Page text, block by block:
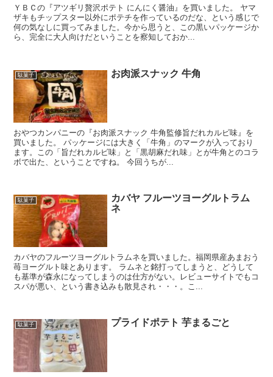
ＹＢＣの『アツギリ贅沢ポテト にんにく醤油』を買いました。 ヤマ
ザキもチップスター以外にポテチを作っているのだな、という感じで
何の気なしに買ってみました。今から思うと、この黒いパッケージか
ら、完全に大人向けだということを察知しておか...
駄菓子 お肉派スナック 牛角
おやつカンパニーの『お肉派スナック 牛角監修旨だれカルビ味』を
買いました。 パッケージには大きく「牛角」のマークが入っており
ます。この「旨だれカルビ味」と「黒胡麻だれ味」とが牛角とのコラ
ボで出た、ということですね。 今回うちが...
駄菓子
カバヤ フルーツヨーグルトラム
ネ
カバヤのフルーツヨーグルトラムネを買いました。福岡県産あまおう
苺ヨーグルト味とあります。 ラムネと銘打ってしまうと、どうして
も基準が森永になってしまうのは仕方がない。レビューサイトでもコ
スパが悪い、という書き込みも散見され・・・。こ...
駄菓子 プライドポテト 芋まるごと